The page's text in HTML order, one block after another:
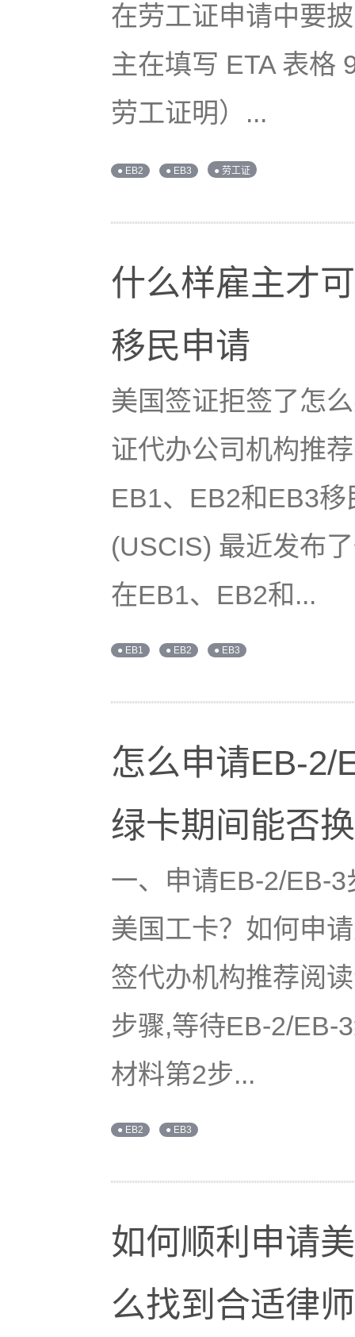
在劳工证申请中要
主在填写 ETA 表格
劳工证明）...
● EB2 ● EB3 ● 劳工证
什么样雇主才
移民申请
美国签证拒签了怎
证代办公司机构推
EB1、EB2和EB3
(USCIS) 最近发布
在EB1、EB2和...
● EB1 ● EB2 ● EB3
怎么申请EB-2/
绿卡期间能否
一、申请EB-2/EB-
美国工卡？如何申
签代办机构推荐阅
步骤,等待EB-2/EB-
材料第2步...
● EB2 ● EB3
如何顺利申请
么找到合适律